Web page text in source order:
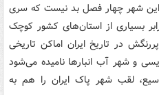
این شهر چهار فصل بد نیست که سری
بسیاری از استان‌های کشور کوچک
در تاریخ ایران اماکن تاریخی
و شهر آب انبارها نامیده می‌شود
لقب شهر پاک ایران را هم به